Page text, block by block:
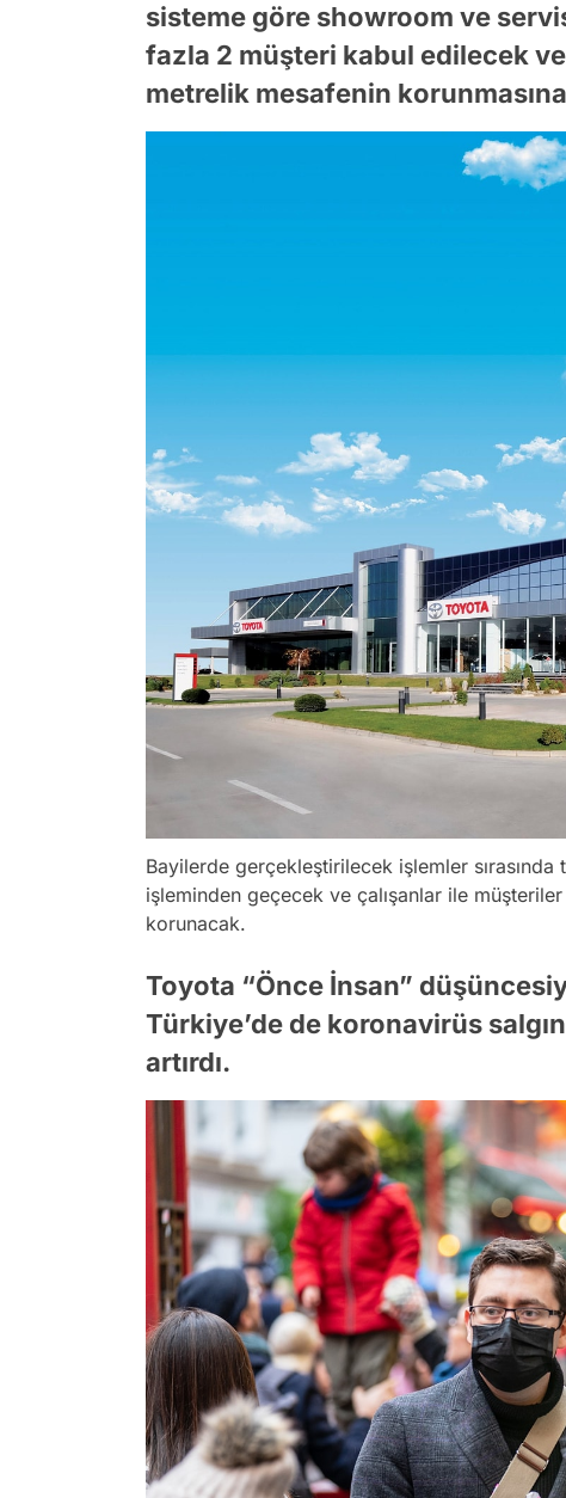
sisteme göre showroom ve
fazla 2 müşteri kabul edilecek
metrelik mesafenin
Bayilerde gerçekleştirilecek işlemler
işleminden geçecek ve çalışanlar ile
korunacak.
Toyota “Önce İnsan”
Türkiye’de de koronavirüs
artırdı.